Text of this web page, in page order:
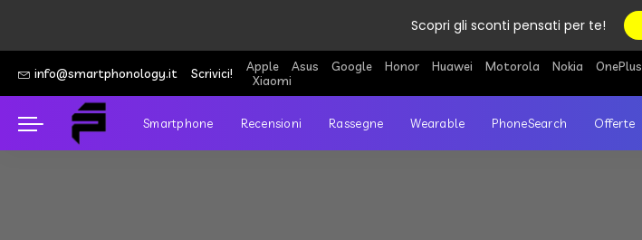
Scopri gli sconti pensati per te!
info@smartphonology.it Scrivici! Apple Asus Google Honor Huawei Motorola Nokia OnePlus
Xiaomi
Smartphone Recensioni Rassegne Wearable PhoneSearch Offerte